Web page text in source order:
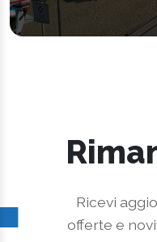
Ricevi
offerte e